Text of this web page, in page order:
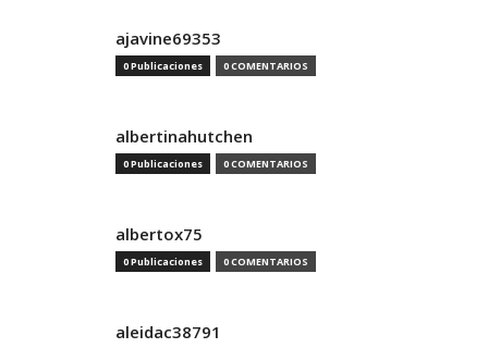
ajavine69353
0 Publicaciones 0 COMENTARIOS
albertinahutchen
0 Publicaciones 0 COMENTARIOS
albertox75
0 Publicaciones 0 COMENTARIOS
aleidac38791